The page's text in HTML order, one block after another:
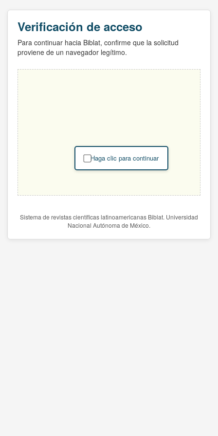
Verificación de acceso
Para continuar hacia Biblat, confirme que la solicitud
proviene de un navegador legítimo.
Haga clic para continuar
Sistema de revistas científicas latinoamericanas Biblat. Universidad
Nacional Autónoma de México.